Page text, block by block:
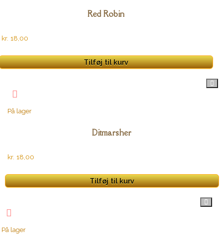
Red Robin
kr. 18,00
Tilføj til kurv
På lager
Ditmarsher
kr. 18,00
Tilføj til kurv
På lager